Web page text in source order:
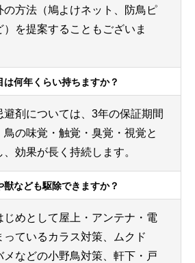
の方法（鳩よけネット、防鳥ピ
）を提案することもございま
は何年くらい持ちますか？
避剤については、3年の保証期間
鳥の味覚・触覚・臭覚・視覚と
効果が長く持続します。
獣なども駆除できますか？
じめとして屋上・アンテナ・電
ているカラス対策、ムクド
メなどの小野鳥対策、軒下・戸